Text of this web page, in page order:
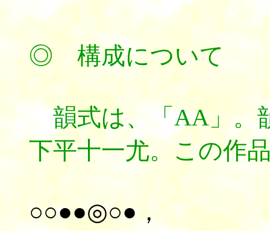
◎ 構成について
韻式は、「AA」。
下平十一尤。この作
○○●●◎○●，